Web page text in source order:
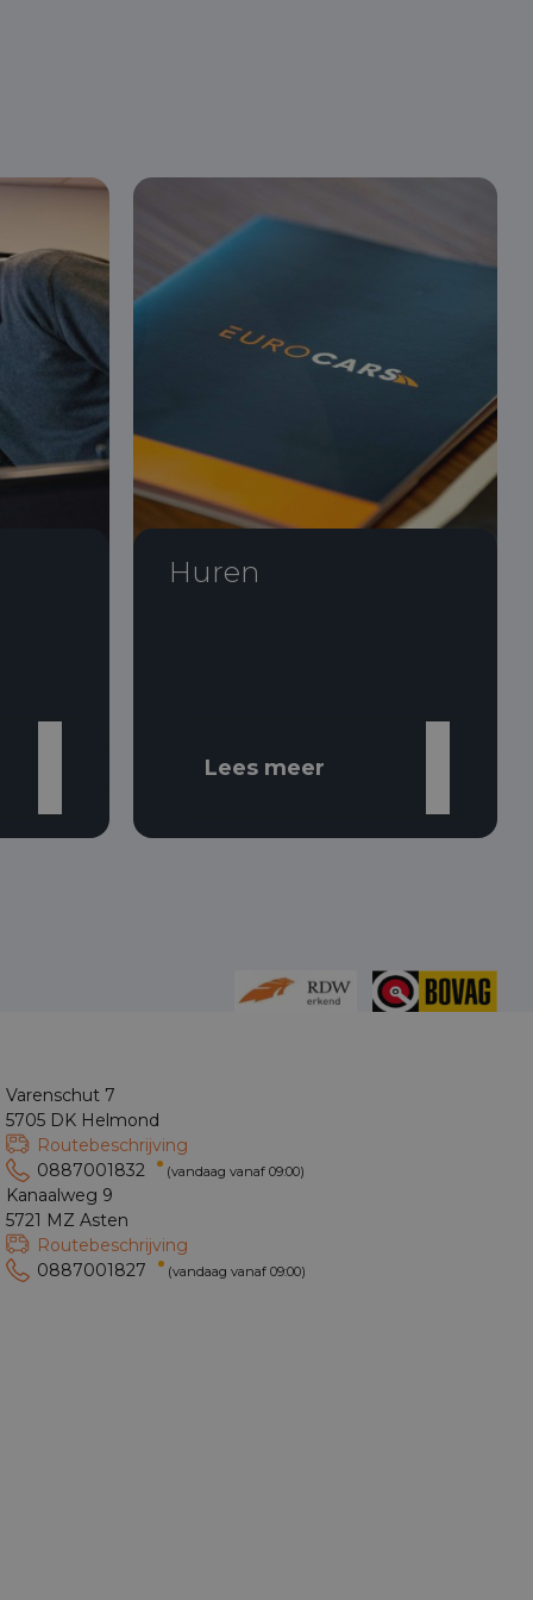
Huren
Lees meer
Varenschut 7
5705 DK Helmond
Routebeschrijving
0887001832
(vandaag vanaf 09:00)
Kanaalweg 9
5721 MZ Asten
Routebeschrijving
0887001827
(vandaag vanaf 09:00)